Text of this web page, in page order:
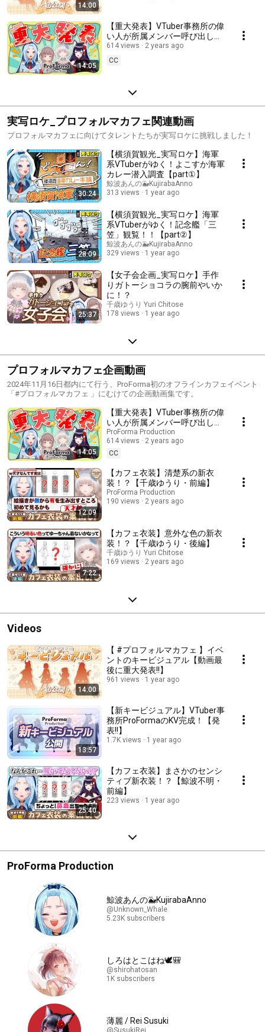
14:00
14:05
【重大発表】VTuber事務所の偉
い人が所属メンバー呼び出して
みた
614 views
2 years ago
CC
実写ロケ_プロフォルマカフェ関連動画
プロフォルマカフェに向けてタレントたちが実写ロケに挑戦しました！
30:24
【横須賀観光_実写ロケ】海軍
系VTuberがゆく！よこすか海軍
カレー潜入調査【part①】
鯨波あんの🐳KujirabaAnno
313 views
1 year ago
28:09
【横須賀観光_実写ロケ】海軍
系VTuberがゆく！記念艦「三
笠」観覧！！【part②】
鯨波あんの🐳KujirabaAnno
329 views
1 year ago
25:37
【女子会企画_実写ロケ】手作
りガトーショコラの腕前やいか
に！？
千歳ゆうり Yuri Chitose
178 views
1 year ago
プロフォルマカフェ企画動画
2024年11月16日都内にて行う、ProForma初のオフラインカフェイベント
「#プロフォルマカフェ 」にむけての企画動画集です。
14:05
【重大発表】VTuber事務所の偉
い人が所属メンバー呼び出して
みた
ProForma Production
614 views
2 years ago
CC
12:09
【カフェ衣装】清楚系の新衣
装！？【千歳ゆうり・前編】
ProForma Production
190 views
2 years ago
7:22
【カフェ衣装】意外な色の新衣
装！？【千歳ゆうり・後編】
千歳ゆうり Yuri Chitose
169 views
2 years ago
Videos
14:00
【 #プロフォルマカフェ 】イベ
ントのキービジュアル【動画最
後に重大発表!!】
961 views 1 year ago
13:57
【新キービジュアル】VTuber事
務所ProFormaのKV完成！【発
表!!】
1.7K views 1 year ago
25:40
【カフェ衣装】まさかのセンシ
ティブ新衣装！？【鯨波不明・
前編】
223 views 1 year ago
ProForma Production
鯨波あんの🐳KujirabaAnno
@Unknown_Whale
5.23K subscribers
しろはとこはね🕊🎒
@shirohatosan
1K subscribers
薄麗 / Rei Susuki
@SusukiRei